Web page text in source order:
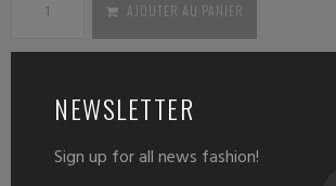
AJOUTER AU PANIER
DESCRIPTION
NEWSLETTER
Sign up for all news fashion!